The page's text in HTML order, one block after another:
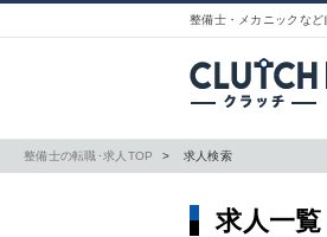
整備士・メカニックなど
整備士の転職･求人TOP 求人検索
求人一覧